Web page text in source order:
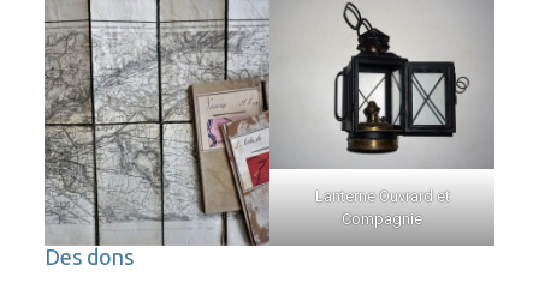
Lanterne Ouvrard et
Compagnie
Des dons